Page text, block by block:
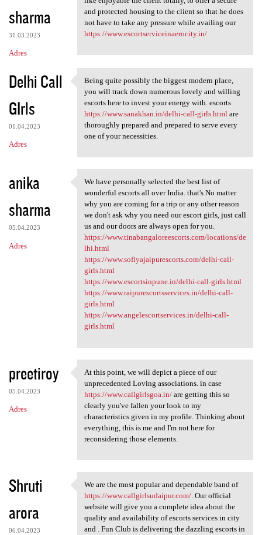
sharma
31.03.2023
Adres
and protected housing to the client so that he does
not have to take any pressure while availing our
https://www.escortserviceinaerocity.in/
Delhi Call
GIrls
01.04.2023
Adres
Being quite possibly the
Being quite possibly the biggest modern place,
you will track down numerous lovely and willing
escorts here to invest your energy with. escorts
https://www.sanakhan.in/delhi-call-girls.html are
thoroughly prepared and prepared to serve every
one of your necessities.
anika
sharma
05.04.2023
Adres
We have personally selected
We have personally selected the best list of
wonderful escorts all over India. that's No matter
why you are coming for a trip or any other reason
we don't ask why you need our escort girls, just call
us and our doors are always open for you.
https://www.tinabangaloreescorts.com/locations/de
lhi.html
https://www.sofiyajaipurescorts.com/delhi-call-
girls.html
https://www.escortsinpune.in/delhi-call-girls.html
https://www.raipurescortsservices.in/delhi-call-
girls.html
https://www.angelescortservices.in/delhi-call-
girls.html
preetiroy
05.04.2023
Adres
At this point, we will depict
At this point, we will depict a piece of our
unprecedented Loving associations. in case
https://www.callgirlsgoa.in/are getting this so
clearly you've fallen your look to my
characteristics given in my profile. Thinking about
everything, this is me and I'm not here for
reconsidering those elements.
Shruti
arora
06.04.2023
We are the most popular and
We are the most popular and dependable band of
https://www.callgirlsudaipur.com/. Our official
website will give you a complete idea about the
quality and availability of escorts services in city
and . Fun Club is delivering the dazzling escorts in